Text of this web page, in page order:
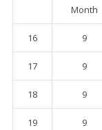
Month
16 9
17 9
18 9
19 9